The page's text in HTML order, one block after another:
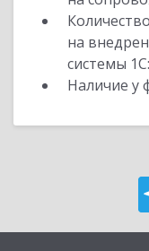
на
системы
Наличие у